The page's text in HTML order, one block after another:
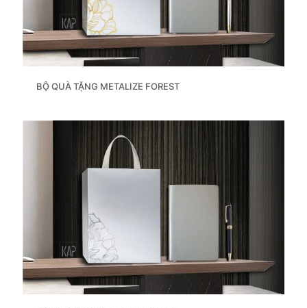
BỘ QUÀ TẶNG METALIZE FOREST